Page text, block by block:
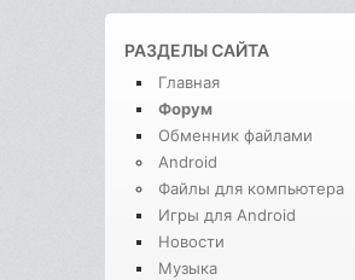
РАЗДЕЛЫ САЙТА
Главная
Форум
Обменник файлами
Android
Файлы для компьютера
Игры для Android
Новости
Музыка